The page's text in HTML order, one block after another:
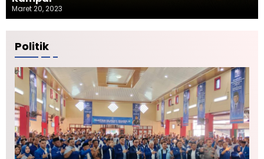
Maret 20, 2023
Politik